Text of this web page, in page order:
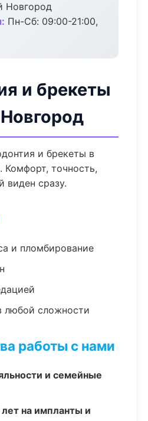
Новгород
Пн-Сб: 09:00-21:00,
и брекеты
и брекеты в
точность,
виден сразу.
и пломбирование
любой сложности
работы с нами
и семейные
лет на импланты и